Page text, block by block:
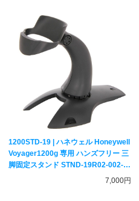
1200STD-19 | ハネウェル Honeywell
Voyager1200g 専用 ハンズフリー 三
脚固定スタンド STND-19R02-002-4
7,000円